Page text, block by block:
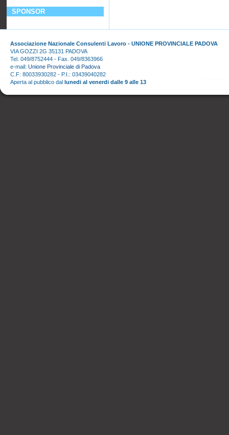
SPONSOR
Associazione Nazionale Consulenti Lavoro - UNIONE PROVINCIALE PADOVA
VIA GOZZI 2G 35131 PADOVA
Tel. 049/8752444 - Fax. 049/8363966
e-mail: Unione Provinciale di Padova
C.F: 80033930282 - P.I.: 03439040282
Aperta al pubblico dal lunedi al venerdi dalle 9 alle 13